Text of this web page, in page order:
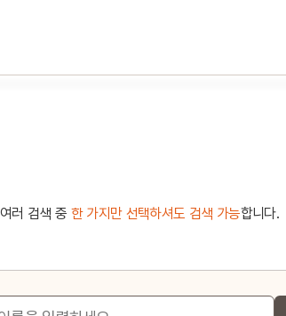
러 검색 중 한 가지만 선택하셔도 검색 가능합니다.